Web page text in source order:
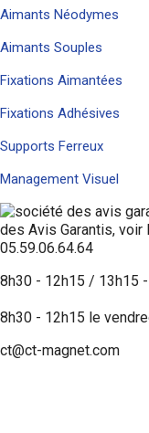
Aimants Néodymes
Aimants Souples
Fixations Aimantées
Fixations Adhésives
Supports Ferreux
Management Visuel
des Avis Garantis, voir
05.59.06.64.64
8h30 - 12h15 / 13h15
8h30 - 12h15 le
ct@ct-magnet.com